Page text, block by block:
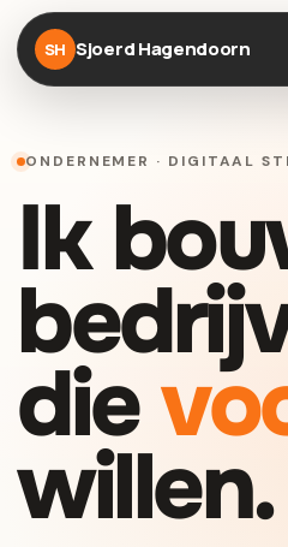
SH Sjoerd Hagendoorn
ONDERNEMER · DIGITAAL
Ik
die
willen.